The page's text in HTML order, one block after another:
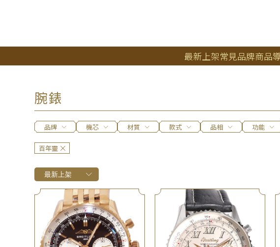
最新上架常見品牌商品
腕錶
品牌 機芯 材質 款式 品相 功能
百年靈